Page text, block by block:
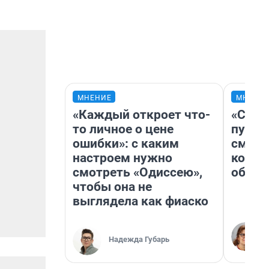
МНЕНИЕ
«Каждый откроет что-
то личное о цене
ошибки»: с каким
настроем нужно
смотреть «Одиссею»,
чтобы она не
выглядела как фиаско
Надежда Губарь